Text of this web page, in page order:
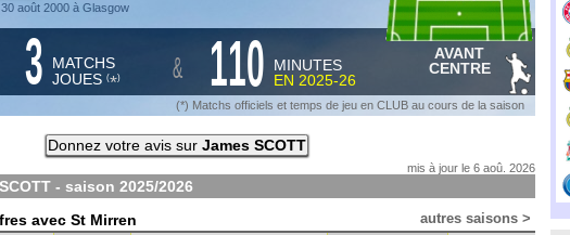
30 août 2000 à Glasgow
3 MATCHS
JOUES (*) & 110
MINUTES
EN 2025-26
AVANT
CENTRE
(*) Matchs officiels et temps de jeu en CLUB au cours de la saison
Donnez votre avis sur James SCOTT
mis à jour le 6 aoû. 2026
- saison 2025/2026
avec St Mirren
autres saisons >